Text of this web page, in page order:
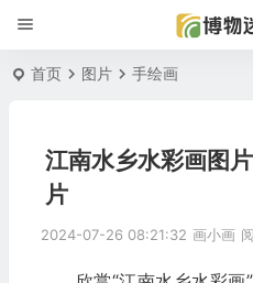
首页 图片 手绘画
江南水乡水彩画图
片
2024-07-26 08:21:32 画小画